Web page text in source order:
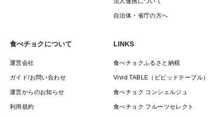
自治体・省庁の方へ
食べチョクについて
運営会社
ガイド/お問い合わせ
運営からのお知らせ
利用規約
LINKS
食べチョクふるさと納税
Vivid TABLE（ビビッドテーブル）
食べチョク コンシェルジュ
食べチョク フルーツセレクト